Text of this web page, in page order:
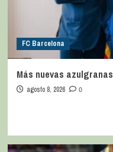
FC Barcelona
Más nuevas azulgranas
agosto 8, 2026 0